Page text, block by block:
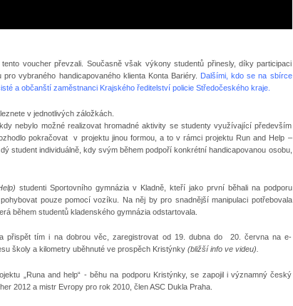
voucher převzali. Současně však výkony studentů přinesly, díky participaci
vybraného handicapovaného klienta Konta Bariéry.
Dalšími, kdo se na sbírce
a občanští zaměstnanci Krajského ředitelství policie Středočeského kraje.
v jednotlivých záložkách.
nebylo možné realizovat hromadné aktivity se studenty využívající především
pokračovat v projektu jinou formou, a to v rámci projektu Run and Help –
student individuálně, kdy svým během podpoří konkrétní handicapovanou osobu,
studenti Sportovního gymnázia v Kladně, kteří jako první běhali na podporu
pouze pomocí vozíku. Na něj by pro snadnější manipulaci potřebovala
během studentů kladenského gymnázia odstartovala.
přispět tím i na dobrou věc, zaregistrovat od 19. dubna do 20. června na e-
školy a kilometry uběhnuté ve prospěch Kristýnky (bližší info ve videu).
„Runa and help“ - běhu na podporu Kristýnky, se zapojil i významný český
2012 a mistr Evropy pro rok 2010, člen ASC Dukla Praha.